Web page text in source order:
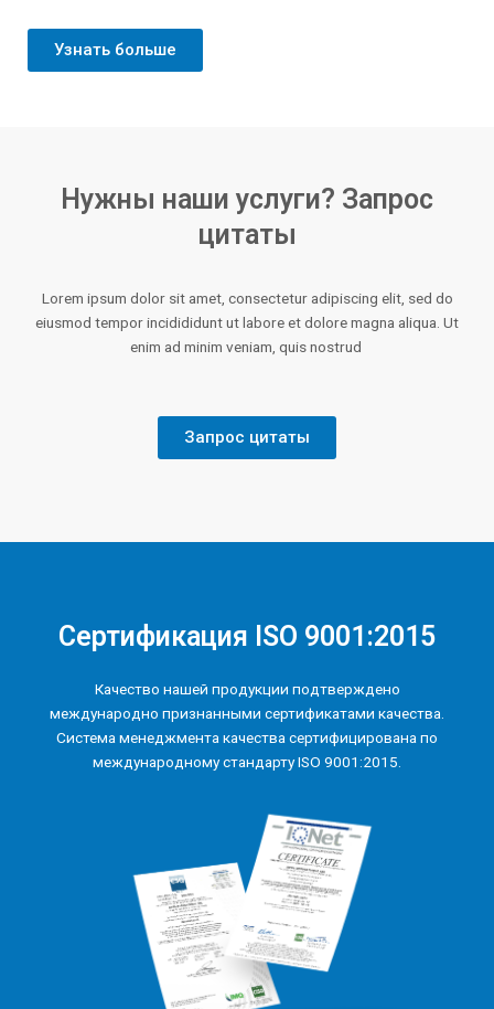
Узнать больше
Нужны наши услуги? Запрос
цитаты
Lorem ipsum dolor sit amet, consectetur adipiscing elit, sed do
eiusmod tempor incidididunt ut labore et dolore magna aliqua. Ut
enim ad minim veniam, quis nostrud
Запрос цитаты
Сертификация ISO 9001:2015
Качество нашей продукции подтверждено
международно признанными сертификатами качества.
Система менеджмента качества сертифицирована по
международному стандарту ISO 9001:2015.